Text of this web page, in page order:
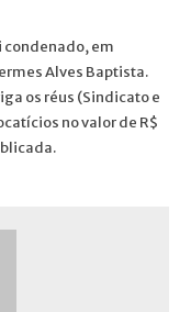
condenado, em
Alves Baptista.
os réus (Sindicato e
no valor de R$